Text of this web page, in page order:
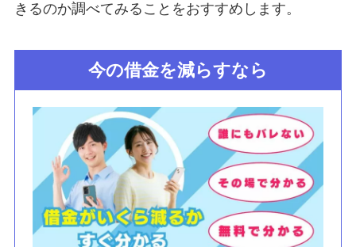
きるのか調べてみることをおすすめします。
今の借金を減らすなら